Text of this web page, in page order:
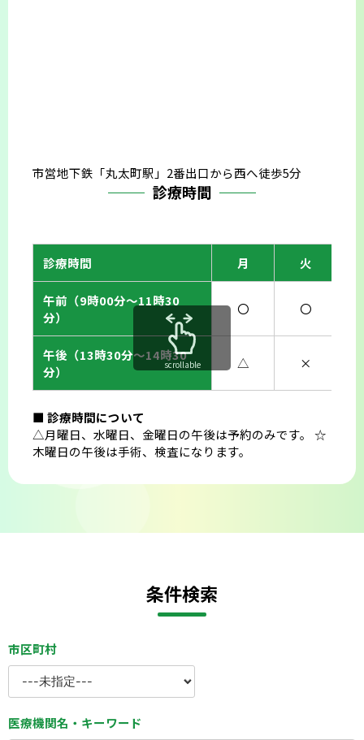
市営地下鉄「丸太町駅」2番出口から西へ徒歩5分
診療時間
診療時間 月 火
午前（9時00分〜11時30
分）
〇 〇
午後（13時30分〜14時30
分）
△ ×
scrollable
■ 診療時間について
△月曜日、水曜日、金曜日の午後は予約のみです。 ☆
木曜日の午後は手術、検査になります。
条件検索
市区町村
医療機関名・キーワード